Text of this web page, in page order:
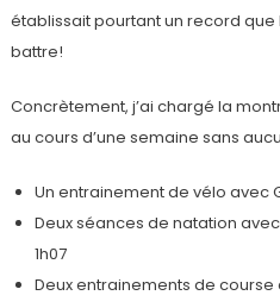
établissait pourtant un record que
battre!
Concrètement, j’ai chargé la
au cours d’une semaine sans
Un entrainement de vélo avec
Deux séances de natation
1h07
Deux entrainements de course